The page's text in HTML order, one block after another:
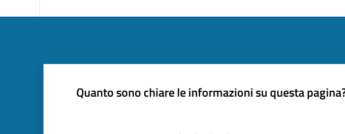
Quanto sono chiare le informazioni su questa